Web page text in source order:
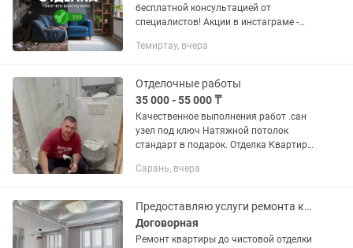
бесплатной консультацией от
специалистов! Акции в инстаграме -
Возможен договор ГПХ; Гарантия 12
Темиртау, вчера
Отделочные работы
35 000 - 55 000 ₸
Качественное выполнения работ .сан
узел под ключ Натяжной потолок
стандарт в подарок. Отделка Квартиры
покрытия по желанию заказчика
Сарань, вчера
Предоставляю услуги ремонта квартиры и домов фасадов
Договорная
Ремонт квартиры до чистовой отделки